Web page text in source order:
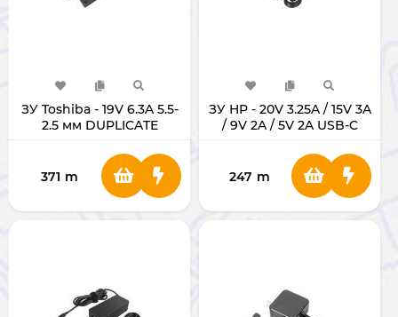
ЗУ Toshiba - 19V 6.3A 5.5-
2.5 мм DUPLICATE
371 m
ЗУ HP - 20V 3.25A / 15V 3A
/ 9V 2A / 5V 2A USB-C
247 m